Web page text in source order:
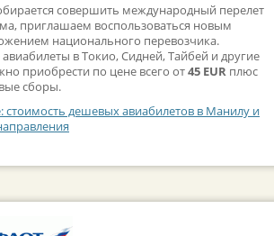
совершить международный перелет
приглашаем воспользоваться новым
национального перевозчика.
в Токио, Сидней, Тайбей и другие
приобрести по цене всего от45 EUR плюс
сборы.
стоимость дешевых авиабилетов в Манилу и